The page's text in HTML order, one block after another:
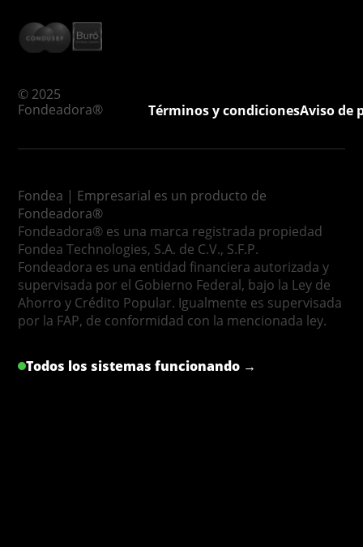
© 2025
Fondeadora®
Términos y condicionesAviso de
Fondea | Empresarial es un producto de
Fondeadora®
Fondeadora® es una marca registrada propiedad
Fondea Technologies, S.A. de C.V., S.F.P.
Fondeadora es una entidad financiera autorizada y
supervisada por el Gobierno Federal, bajo la Ley de
Ahorro y Crédito Popular. Igualmente es supervisada
por la FAP, de conformidad con la mencionada ley.
Todos los sistemas funcionando →